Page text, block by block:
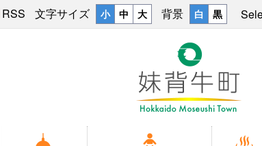
RSS 文字サイズ 小 中 大 背景 白 黒